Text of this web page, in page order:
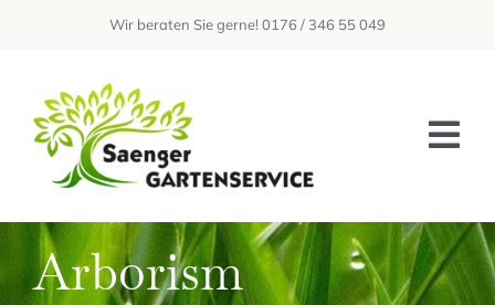
Wir beraten Sie gerne! 0176 / 346 55 049
Home
Über Uns
Arborism